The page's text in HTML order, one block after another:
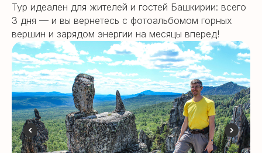
Тур идеален для жителей и гостей Башкирии: всего
3 дня — и вы вернетесь с фотоальбомом горных
вершин и зарядом энергии на месяцы вперед!